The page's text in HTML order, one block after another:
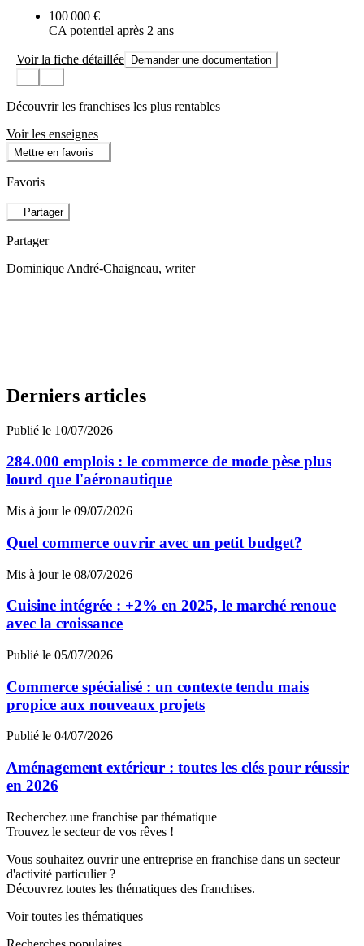
100 000 €
CA potentiel après 2 ans
Voir la fiche détaillée Demander une documentation
Découvrir les franchises les plus rentables
Voir les enseignes
Mettre en favoris
Favoris
Partager
Partager
Dominique André-Chaigneau, writer
Derniers articles
Publié le 10/07/2026
284.000 emplois : le commerce de mode pèse plus
lourd que l'aéronautique
Mis à jour le 09/07/2026
Quel commerce ouvrir avec un petit budget?
Mis à jour le 08/07/2026
Cuisine intégrée : +2% en 2025, le marché renoue
avec la croissance
Publié le 05/07/2026
Commerce spécialisé : un contexte tendu mais
propice aux nouveaux projets
Publié le 04/07/2026
Aménagement extérieur : toutes les clés pour réussir
en 2026
Recherchez une franchise par thématique
Trouvez le secteur de vos rêves !
Vous souhaitez ouvrir une entreprise en franchise dans un secteur
d'activité particulier ?
Découvrez toutes les thématiques des franchises.
Voir toutes les thématiques